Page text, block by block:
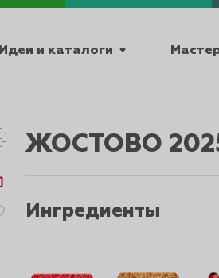
Идеи и каталоги
ЖОСТОВО
Ингредиенты